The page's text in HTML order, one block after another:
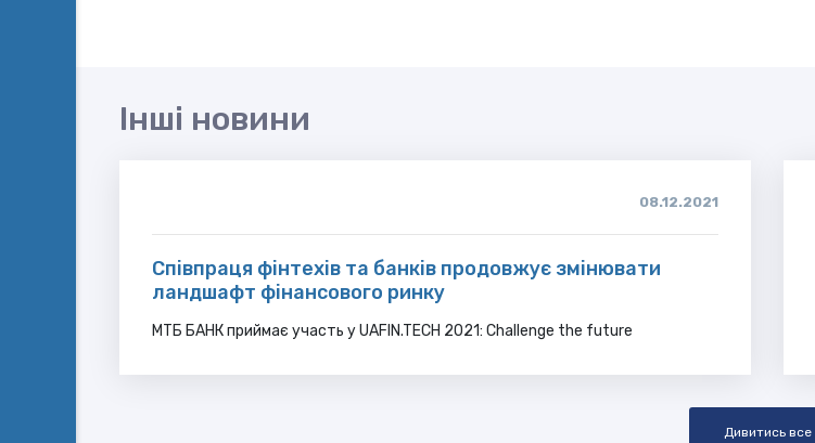
Інші новини
08.12.2021
Співпраця фінтехів та банків продовжує змінювати
ландшафт фінансового ринку
МТБ БАНК приймає участь у UAFIN.TECH 2021: Challenge the future
Дивитись все